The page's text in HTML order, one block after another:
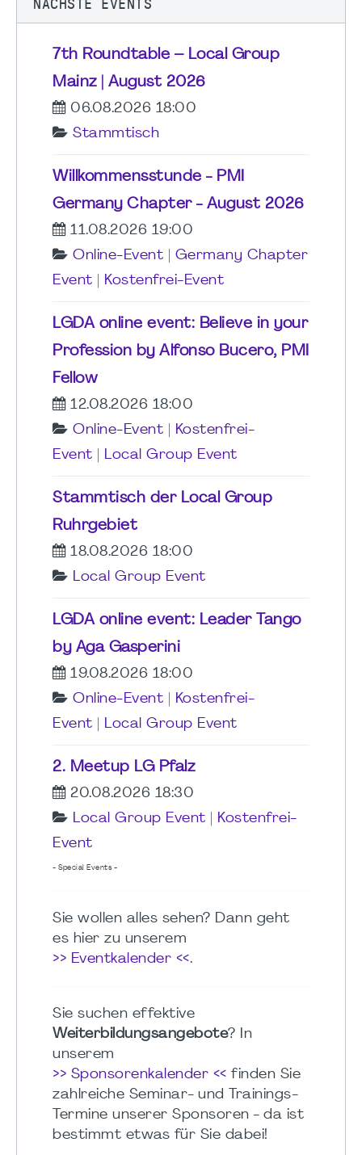
NÄCHSTE EVENTS
7th Roundtable – Local Group
Mainz | August 2026
06.08.2026 18:00
Stammtisch
Willkommensstunde - PMI
Germany Chapter - August 2026
11.08.2026 19:00
Online-Event
Germany Chapter
Event
Kostenfrei-Event
LGDA online event: Believe in your
Profession by Alfonso Bucero, PMI
Fellow
12.08.2026 18:00
Online-Event
Kostenfrei-
Event
Local Group Event
Stammtisch der Local Group
Ruhrgebiet
18.08.2026 18:00
Local Group Event
LGDA online event: Leader Tango
by Aga Gasperini
19.08.2026 18:00
Online-Event
Kostenfrei-
Event
Local Group Event
2. Meetup LG Pfalz
20.08.2026 18:30
Local Group Event
Kostenfrei-
Event
- Special Events -
Sie wollen alles sehen? Dann geht
es hier zu unserem
>> Eventkalender <<.
Sie suchen effektive
Weiterbildungsangebote? In
unserem
>> Sponsorenkalender << finden Sie
zahlreiche Seminar- und Trainings-
Termine unserer Sponsoren - da ist
bestimmt etwas für Sie dabei!